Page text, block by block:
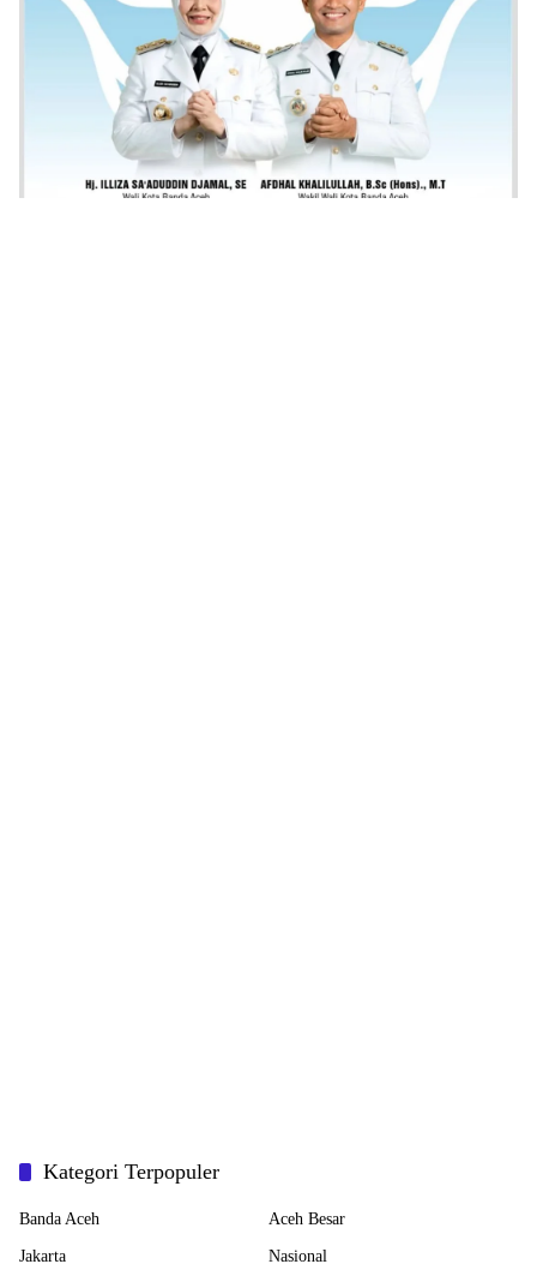
Kategori Terpopuler
Banda Aceh Aceh Besar
Jakarta Nasional